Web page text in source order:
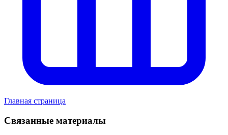
Главная страница
Связанные материалы